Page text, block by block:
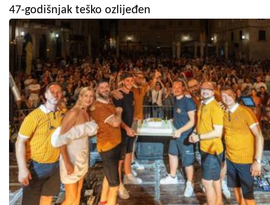
47-godišnjak teško ozlijeđen